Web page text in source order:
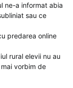
ne-a informat abia
sau ce
predarea online
rural elevii nu au
vorbim de